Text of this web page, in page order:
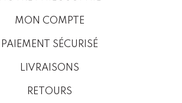
MON COMPTE
PAIEMENT SÉCURISÉ
LIVRAISONS
RETOURS